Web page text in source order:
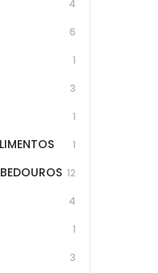
4
6
1
3
1
1
12
4
1
3